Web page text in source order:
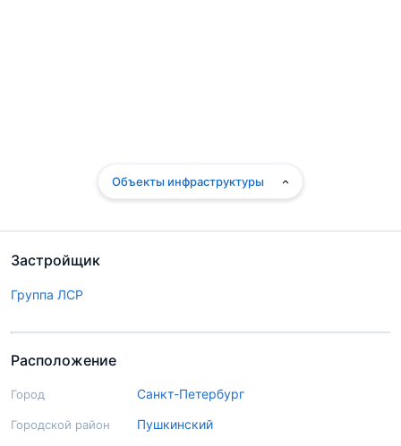
Застройщик
Группа ЛСР
Расположение
Город Санкт-Петербург
Городской район Пушкинский
Объекты инфраструктуры